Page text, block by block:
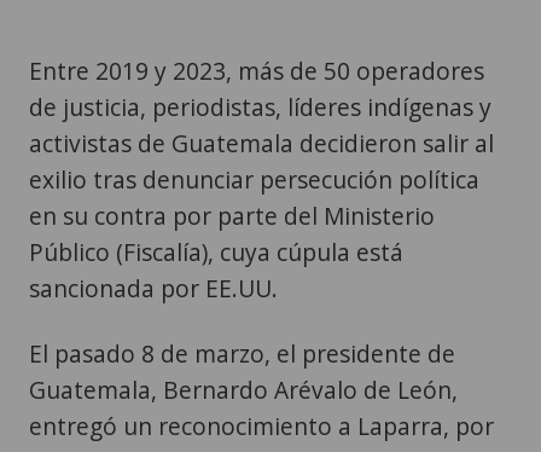
Entre 2019 y 2023, más de 50 operadores
de justicia, periodistas, líderes indígenas y
activistas de Guatemala decidieron salir al
exilio tras denunciar persecución política
en su contra por parte del Ministerio
Público (Fiscalía), cuya cúpula está
sancionada por EE.UU.
El pasado 8 de marzo, el presidente de
Guatemala, Bernardo Arévalo de León,
entregó un reconocimiento a Laparra, por